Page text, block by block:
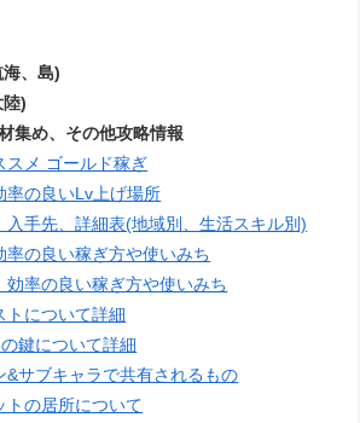
、島)
)
集め、その他攻略情報
スメ ゴールド稼ぎ
率の良いLv上げ場所
入手先、詳細表(地域別、生活スキル別)
率の良い稼ぎ方や使いみち
効率の良い稼ぎ方や使いみち
トについて詳細
鍵について詳細
&サブキャラで共有されるもの
トの居所について